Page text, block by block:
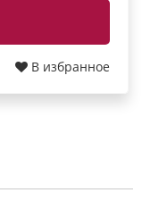
В избранное